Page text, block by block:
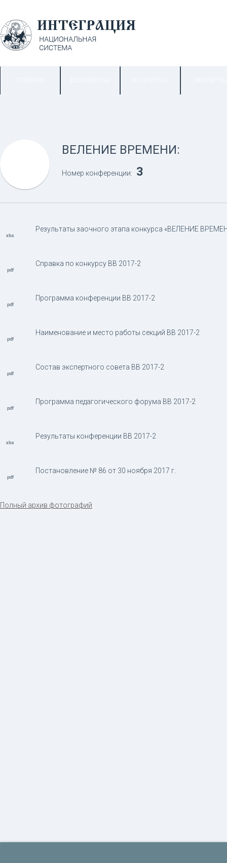
ВЕЛЕНИЕ ВРЕМЕНИ:
Номер конференции: 3
Результаты заочного этапа конкурса «ВЕЛЕНИЕ
Справка по конкурсу ВВ 2017-2
Программа конференции ВВ 2017-2
Наименование и место работы секций ВВ 2017-2
Состав экспертного совета ВВ 2017-2
Программа педагогического форума ВВ 2017-2
Результаты конференции ВВ 2017-2
Постановление № 86 от 30 ноября 2017 г.
Полный архив фотографий